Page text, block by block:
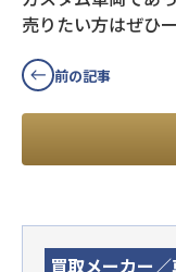
売りたい方はぜひ
前の記事
買取メーカー